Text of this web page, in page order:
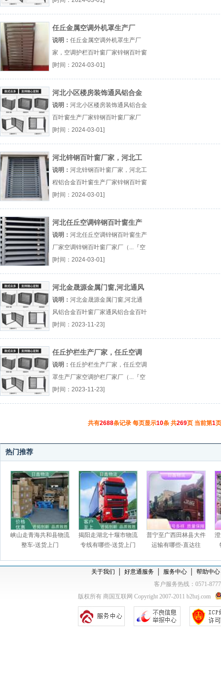
任丘金属空调外机罩生产厂
家，空调护栏百叶窗厂家
说明： 任丘金属空调外机罩生产厂
家，空调护栏百叶窗厂家锌钢百叶窗
厂家厂（...『锌钢百叶窗厂家』
[时间：2024-03-01]
河北小区楼房装饰通风铝合金
百叶窗生产厂家
说明： 河北小区楼房装饰通风铝合金
百叶窗生产厂家锌钢百叶窗厂家厂
（...『锌钢百叶窗厂家』
[时间：2024-03-01]
河北锌钢百叶窗厂家，河北工
程铝合金百叶窗生产厂家
说明： 河北锌钢百叶窗厂家，河北工
程铝合金百叶窗生产厂家锌钢百叶窗
厂家厂（...『锌钢百叶窗厂家』
[时间：2024-03-01]
河北任丘空调锌钢百叶窗生产
厂家
说明： 河北任丘空调锌钢百叶窗生产
厂家空调锌钢百叶窗厂家厂（...『空
调锌钢百叶窗厂家』
[时间：2024-03-01]
河北金晟源金属门窗,河北通风
铝合金百叶窗厂家
说明： 河北金晟源金属门窗,河北通
风铝合金百叶窗厂家通风铝合金百叶
窗厂家厂（...『通风铝合金百叶窗厂
家』
[时间：2023-11-23]
任丘护栏生产厂家，任丘空调
罩生产厂家
说明： 任丘护栏生产厂家，任丘空调
罩生产厂家空调护栏厂家厂（...『空
调护栏厂家』
[时间：2023-11-23]
共有2688条记录 每页显示10条 共269页 当前第1
热门推荐
峡山走青海共和县物流
整车-送货上门
揭阳走湖北十堰市物流
专线有哪些-送货上门
普宁至广西田林县大件
运输有哪些-直达往
关于我们 好意通服务 服务中心
帮助中心
客户服务热线：0571-
版权所有 商国互联网 Copyright 2007-2011 b2bzj.com